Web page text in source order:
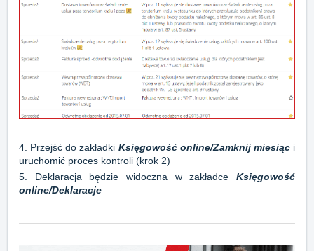
4. Przejść do zakładki Księgowość online/Zamknij miesiąci
uruchomić proces kontroli (krok 2)
5. Deklaracja będzie widoczna w zakładce Księgowość
online/Deklaracje